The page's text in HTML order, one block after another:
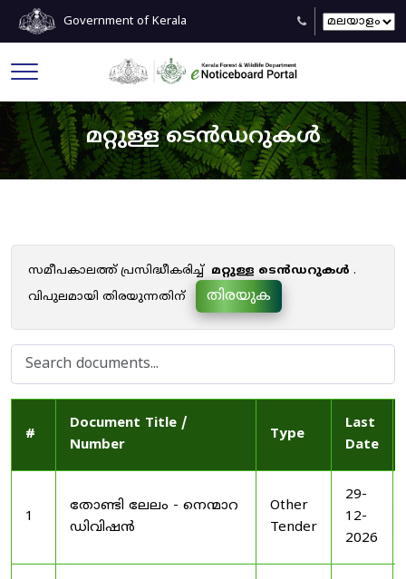
Government of Kerala
മറ്റുള്ള ടെൻഡറുകൾ
സമീപകാലത്ത് പ്രസിദ്ധീകരിച്ച് മറ്റുള്ള ടെൻഡറുകൾ .
വിപുലമായി തിരയുന്നതിന്
തിരയുക
#
Document Title /
Number
Type
Last
Date
1
തോണ്ടി ലേലം - നെന്മാറ
ഡിവിഷൻ
Other
Tender
29-
12-
2026